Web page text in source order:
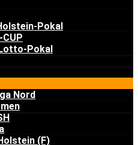
Pokal
CUP
Pokal
Nord
(F)